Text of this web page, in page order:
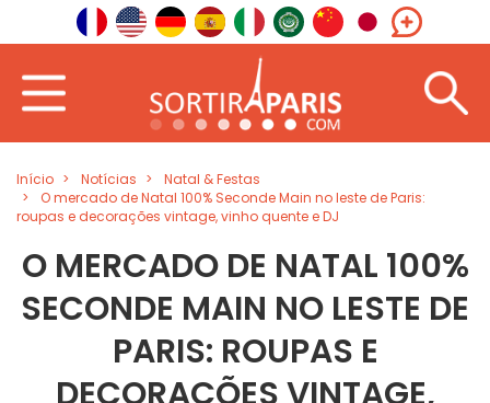
Início Notícias
Natal & Festas
O mercado de Natal 100% Seconde Main no leste de Paris:
roupas e decorações vintage, vinho quente e DJ
O MERCADO DE NATAL 100%
SECONDE MAIN NO LESTE DE
PARIS: ROUPAS E